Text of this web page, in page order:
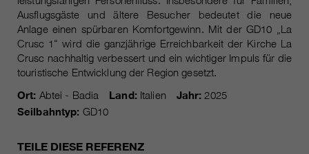
Ausflugsgäste und ältere Besucher bedeutet die neue
Anlage einen spürbaren Komfortgewinn. Mit der GD10 „La
Crusc 1“ wird die ganzjährige Erreichbarkeit der Kirche La
Crusc nachhaltig verbessert und ein wichtiger Impuls für die
touristische Entwicklung der Region gesetzt.
Ort: Abtei - Badia Land:Italien Jahr: 2025
Seilbahntyp: GD10
TEILE DIESE REFERENZ
Zweck
Wird verwendet, um vor Spam zu
schützen, welches durch Spam-
Bots verursacht wird.
Name
Name
_ga, _gid, _gat, __utma, __utmb,
__utmc, __utmd, __utmz
Anbieter Google Analytics
Laufzeit
Mehrere - variieren zwischen 2
Jahren und 6 Monaten oder noch
Cookie-Informationen